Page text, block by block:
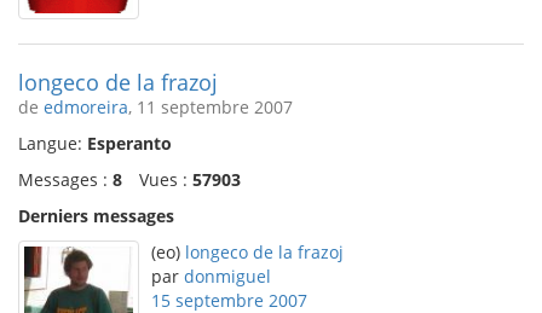
longeco de la frazoj
de edmoreira, 11 septembre 2007
Langue: Esperanto
Messages : 8 Vues : 57903
Derniers messages
(eo) longeco de la frazoj
par donmiguel
15 septembre 2007